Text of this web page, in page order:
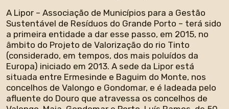
A Lipor – Associação de Municípios para a Gestão
Sustentável de Resíduos do Grande Porto – terá sido
a primeira entidade a dar esse passo, em 2015, no
âmbito do Projeto de Valorização do rio Tinto
(considerado, em tempos, dos mais poluídos da
Europa) iniciado em 2013. A sede da Lipor está
situada entre Ermesinde e Baguim do Monte, nos
concelhos de Valongo e Gondomar, e é ladeada pelo
afluente do Douro que atravessa os concelhos de